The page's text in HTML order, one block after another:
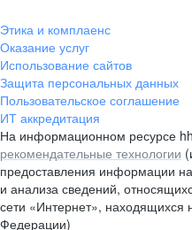
Этика и комплаенс
Оказание услуг
Использование сайтов
Защита персональных данных
Пользовательское соглашение
ИТ аккредитация
На информационном ресурсе
рекомендательные технологии
предоставления информации
и анализа сведений,
сети «Интернет», находящихся
Федерации)